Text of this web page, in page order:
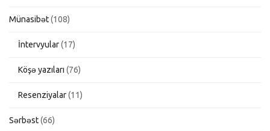
Münasibət(108)
İntervyular(17)
Köşə yazıları (76)
Resenziyalar(11)
Sərbəst(66)